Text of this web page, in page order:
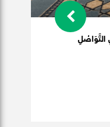
التَّوَاصُلِ